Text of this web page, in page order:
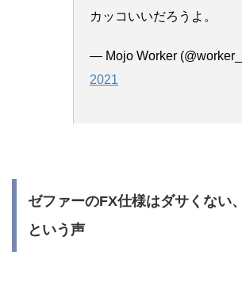
カッコいいだろうよ。
— Mojo Worker
2021
ゼファーのFX仕様はダサくない
という声